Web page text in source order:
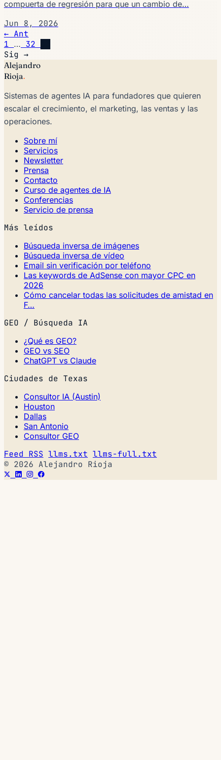
compuerta de regresión para que un cambio de…
Jun 8, 2026
← Ant
1 … 32
Sig →
Alejandro
Rioja.
Sistemas de agentes IA para fundadores que quieren
escalar el crecimiento, el marketing, las ventas y las
operaciones.
Sobre mí
Servicios
Newsletter
Prensa
Contacto
Curso de agentes de IA
Conferencias
Servicio de prensa
Más leídos
Búsqueda inversa de imágenes
Búsqueda inversa de vídeo
Email sin verificación por teléfono
Las keywords de AdSense con mayor CPC en
2026
Cómo cancelar todas las solicitudes de amistad en
F…
GEO / Búsqueda IA
¿Qué es GEO?
GEO vs SEO
ChatGPT vs Claude
Ciudades de Texas
Consultor IA (Austin)
Houston
Dallas
San Antonio
Consultor GEO
Feed RSS llms.txt llms-full.txt
© 2026 Alejandro Rioja